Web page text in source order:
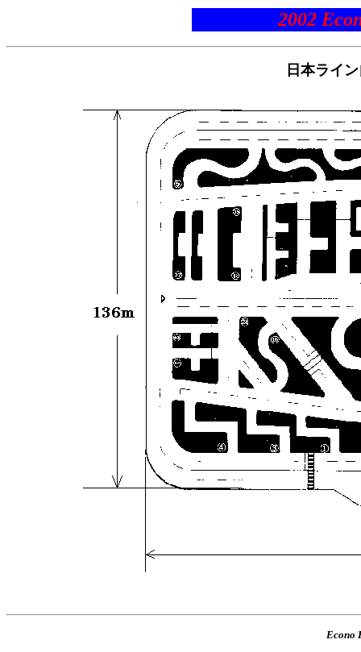
2002
日本ライ
Econo